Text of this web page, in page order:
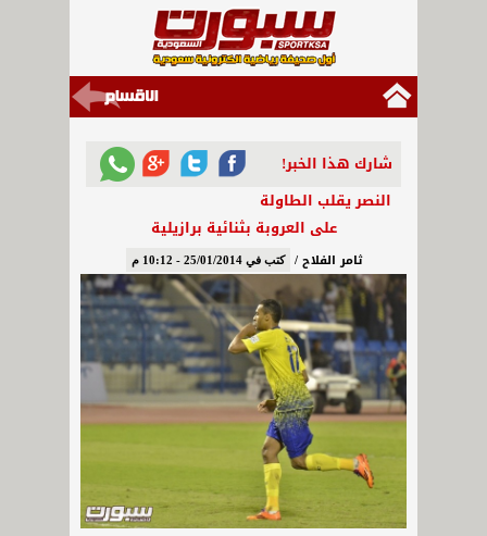
شارك هذا الخبر!
النصر يقلب الطاولة
على العروبة بثنائية برازيلية
ثامر الفلاح / كتب في 25/01/2014 - 10:12 م